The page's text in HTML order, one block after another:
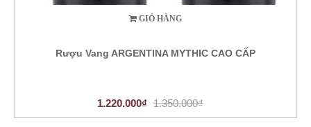
GIỎ HÀNG
Rượu Vang ARGENTINA MYTHIC CAO CẤP
1.220.000₫ 1.350.000₫